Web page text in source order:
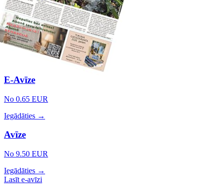
E-Avīze
No 0.65 EUR
Iegādāties →
Avīze
No 9.50 EUR
Iegādāties →
Lasīt e-avīzi